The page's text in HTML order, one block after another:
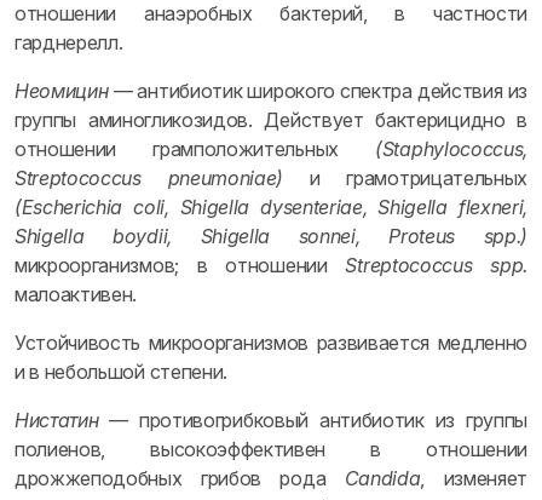
отношении анаэробных бактерий, в частности
гарднерелл.
Неомицин— антибиотик широкого спектра действия из
группы аминогликозидов. Действует бактерицидно в
отношении грамположительных (Staphylococcus,
Streptococcus pneumoniae) и грамотрицательных
(Escherichia coli, Shigella dysenteriae, Shigella flexneri,
Shigella boydii, Shigella sonnei, Proteus spp.)
микроорганизмов; в отношенииStreptococcus spp.
малоактивен.
Устойчивость микроорганизмов развивается медленно
и в небольшой степени.
Нистатин— противогрибковый антибиотик из группы
полиенов, высокоэффективен в отношении
дрожжеподобных грибов рода Candida, изменяет